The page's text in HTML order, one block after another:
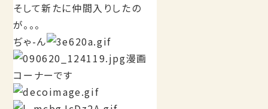
そして新たに仲間入りしたの
が。。。
ぢゃ-ん
漫画
コーナーです